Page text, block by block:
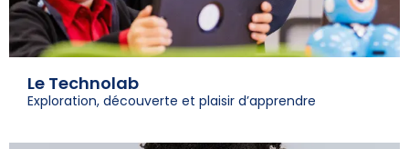
Le Technolab
Exploration, découverte et plaisir d’apprendre